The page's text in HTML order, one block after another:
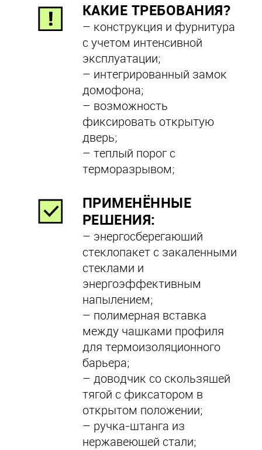
КАКИЕ ТРЕБОВАНИЯ?
– конструкция и фурнитура
с учетом интенсивной
эксплуатации;
– интегрированный замок
домофона;
– возможность
фиксировать открытую
дверь;
– теплый порог с
терморазрывом;
ПРИМЕНЁННЫЕ
РЕШЕНИЯ:
– энергосберегающий
стеклопакет с закаленными
стеклами и
энергоэффективным
напылением;
– полимерная вставка
между чашками профиля
для термоизоляционного
барьера;
– доводчик со скользящей
тягой с фиксатором в
открытом положении;
– ручка-штанга из
нержавеющей стали;